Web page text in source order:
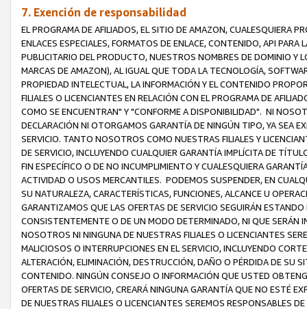
7. Exención de responsabilidad
EL PROGRAMA DE AFILIADOS, EL SITIO DE AMAZON, CUALESQUIERA
ENLACES ESPECIALES, FORMATOS DE ENLACE, CONTENIDO, API
PUBLICITARIO DEL PRODUCTO, NUESTROS NOMBRES DE DOMINIO Y
MARCAS DE AMAZON), AL IGUAL QUE TODA LA TECNOLOGÍA,
PROPIEDAD INTELECTUAL, LA INFORMACIÓN Y EL CONTENIDO
FILIALES O LICENCIANTES EN RELACIÓN CON EL PROGRAMA DE
COMO SE ENCUENTRAN" Y "CONFORME A DISPONIBILIDAD". NI
DECLARACIÓN NI OTORGAMOS GARANTÍA DE NINGÚN TIPO, YA SEA
SERVICIO. TANTO NOSOTROS COMO NUESTRAS FILIALES Y
DE SERVICIO, INCLUYENDO CUALQUIER GARANTÍA IMPLÍCITA DE
FIN ESPECÍFICO O DE NO INCUMPLIMIENTO Y CUALESQUIERA
ACTIVIDAD O USOS MERCANTILES. PODEMOS SUSPENDER, EN
SU NATURALEZA, CARACTERÍSTICAS, FUNCIONES, ALCANCE U
GARANTIZAMOS QUE LAS OFERTAS DE SERVICIO SEGUIRÁN
CONSISTENTEMENTE O DE UN MODO DETERMINADO, NI QUE SERÁN
NOSOTROS NI NINGUNA DE NUESTRAS FILIALES O LICENCIANTES
MALICIOSOS O INTERRUPCIONES EN EL SERVICIO, INCLUYENDO
ALTERACIÓN, ELIMINACIÓN, DESTRUCCIÓN, DAÑO O PÉRDIDA DE SU
CONTENIDO. NINGÚN CONSEJO O INFORMACIÓN QUE USTED
OFERTAS DE SERVICIO, CREARÁ NINGUNA GARANTÍA QUE NO ESTÉ
DE NUESTRAS FILIALES O LICENCIANTES SEREMOS RESPONSABLES